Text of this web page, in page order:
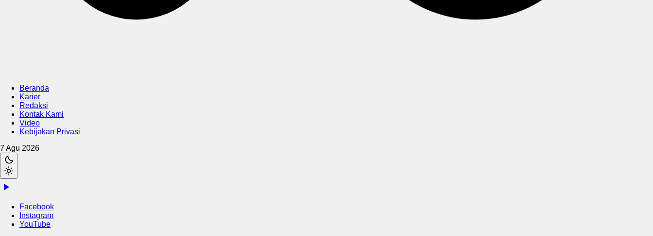
Beranda
Karier
Redaksi
Kontak Kami
Video
Kebijakan Privasi
7 Agu 2026
Facebook
Instagram
YouTube